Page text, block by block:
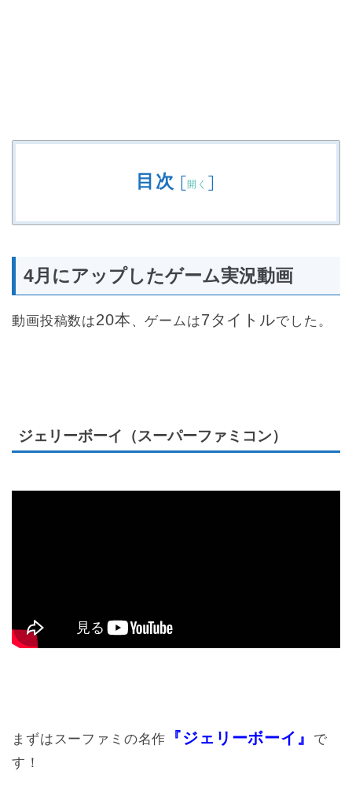
目次 [開く ]
4月にアップしたゲーム実況動画
動画投稿数は20本 、ゲームは7タイトルでした。
ジェリーボーイ（スーパーファミコン）
まずはスーファミの名作 『ジェリーボーイ』
で
す！